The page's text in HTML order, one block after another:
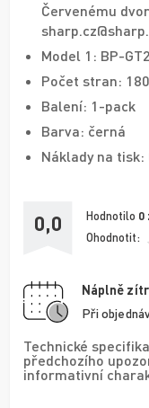
Červenému
Model 1: BP-
Počet stran:
Balení: 1-pack
Barva: černá
Náklady na
0,0 Hodnotilo 0
Ohodnotit:
Náplně
Při
Technické
předchozího
informativní